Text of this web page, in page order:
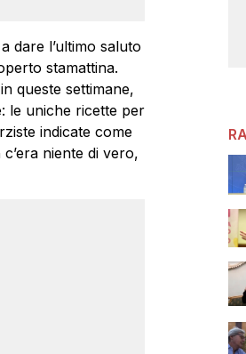
dare l’ultimo saluto
stamattina.
queste settimane,
le uniche ricette per
indicate come
niente di vero,